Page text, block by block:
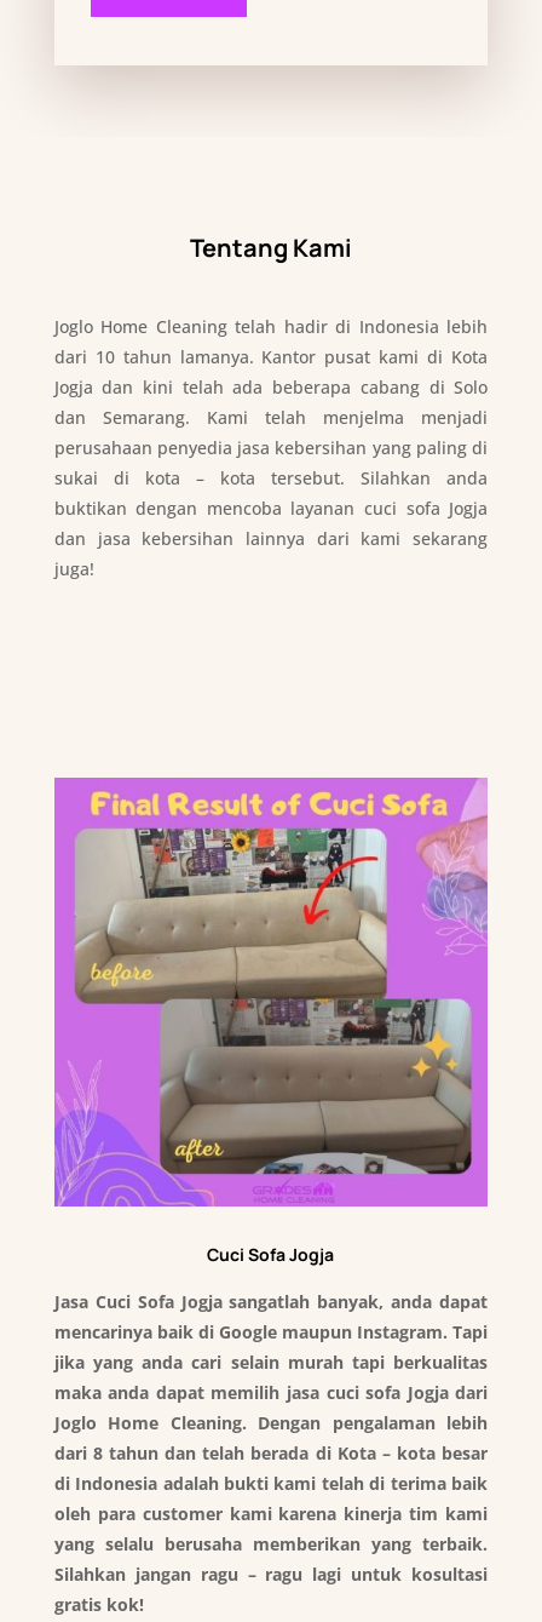
Tentang Kami
Joglo Home Cleaning telah hadir di Indonesia lebih
dari 10 tahun lamanya. Kantor pusat kami di Kota
Jogja dan kini telah ada beberapa cabang di Solo
dan Semarang. Kami telah menjelma menjadi
perusahaan penyedia jasa kebersihan yang paling di
sukai di kota – kota tersebut. Silahkan anda
buktikan dengan mencoba layanan cuci sofa Jogja
dan jasa kebersihan lainnya dari kami sekarang
juga!
Cuci Sofa Jogja
Jasa Cuci Sofa Jogja sangatlah banyak, anda dapat
mencarinya baik di Google maupun Instagram. Tapi
jika yang anda cari selain murah tapi berkualitas
maka anda dapat memilih jasa cuci sofa Jogja dari
Joglo Home Cleaning. Dengan pengalaman lebih
dari 8 tahun dan telah berada di Kota – kota besar
di Indonesia adalah bukti kami telah di terima baik
oleh para customer kami karena kinerja tim kami
yang selalu berusaha memberikan yang terbaik.
Silahkan jangan ragu – ragu lagi untuk kosultasi
gratis kok!